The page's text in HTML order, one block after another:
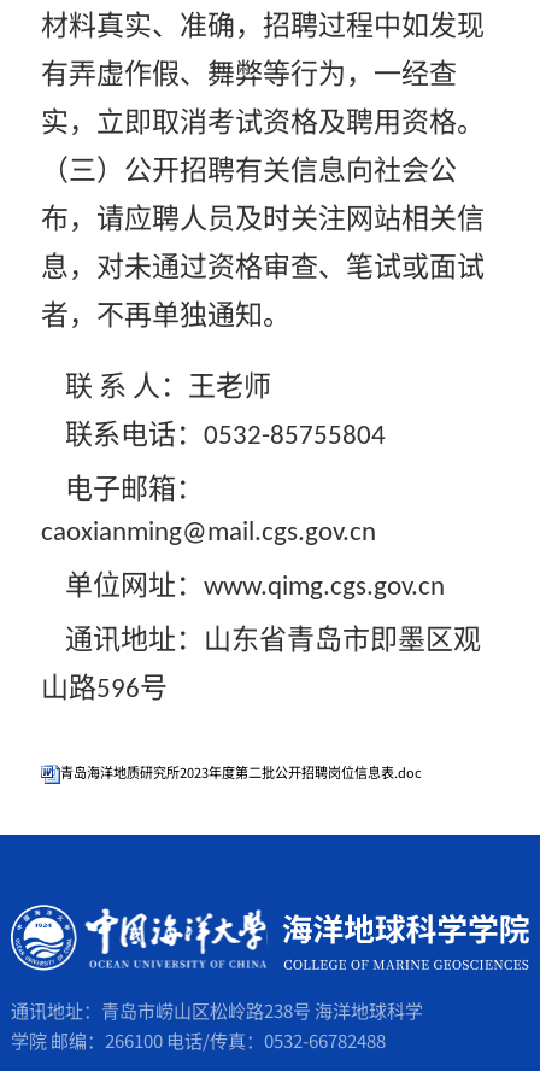
材料真实、准确，招聘过程中如发现
有弄虚作假、舞弊等行为，一经查
实，立即取消考试资格及聘用资格。
（三）公开招聘有关信息向社会公
布，请应聘人员及时关注网站相关信
息，对未通过资格审查、笔试或面试
者，不再单独通知。
联 系 人：王老师
联系电话：0532-85755804
电子邮箱：
caoxianming@mail.cgs.gov.cn
单位网址：www.qimg.cgs.gov.cn
通讯地址：山东省青岛市即墨区观
山路596号
青岛海洋地质研究所2023年度第二批公开招聘岗位信息表.doc
通讯地址：青岛市崂山区松岭路238号 海洋地球科学
学院 邮编：266100 电话/传真：0532-66782488